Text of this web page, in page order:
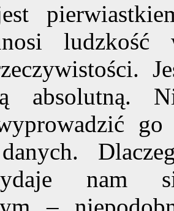
ludzkość
absolutną.
nam